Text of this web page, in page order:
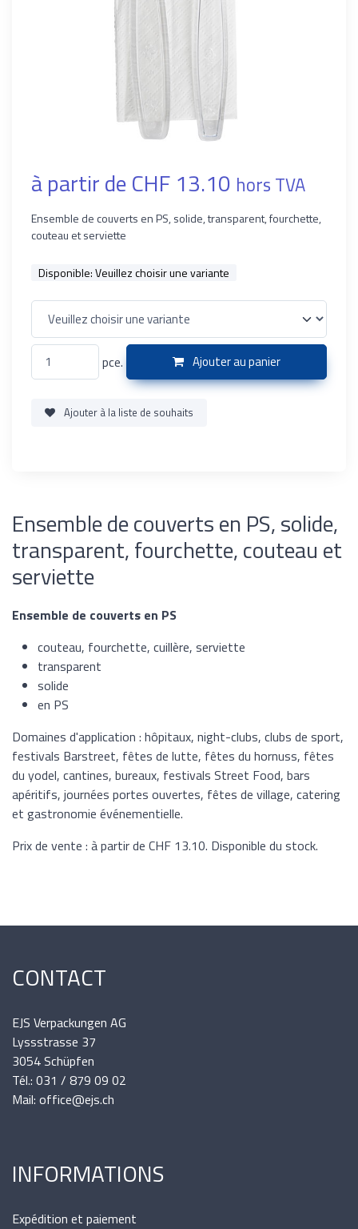
à partir de CHF 13.10 hors TVA
Ensemble de couverts en PS, solide, transparent, fourchette,
couteau et serviette
Disponible:Veuillez choisir une variante
pce. Ajouter au panier
Ajouter à la liste de souhaits
Ensemble de couverts en PS, solide,
transparent, fourchette, couteau et
serviette
Ensemble de couverts en PS
couteau, fourchette, cuillère, serviette
transparent
solide
en PS
Domaines d'application : hôpitaux, night-clubs, clubs de sport,
festivals Barstreet, fêtes de lutte, fêtes du hornuss, fêtes
du yodel, cantines, bureaux, festivals Street Food, bars
apéritifs, journées portes ouvertes, fêtes de village, catering
et gastronomie événementielle.
Prix de vente : à partir de CHF 13.10. Disponible du stock.
CONTACT
EJS Verpackungen AG
Lyssstrasse 37
3054 Schüpfen
Tél.: 031 / 879 09 02
Mail: office@ejs.ch
INFORMATIONS
Expédition et paiement